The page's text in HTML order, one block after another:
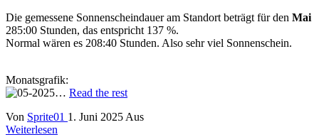
Die gemessene Sonnenscheindauer am Standort beträgt für den Mai
285:00 Stunden, das entspricht 137 %.
Normal wären es 208:40 Stunden. Also sehr viel Sonnenschein.
Monatsgrafik:
… Read the rest
Von Sprite01 1. Juni 2025 Aus
Weiterlesen